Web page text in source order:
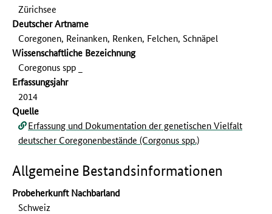
Zürichsee
Deutscher Artname
Coregonen, Reinanken, Renken, Felchen, Schnäpel
Wissenschaftliche Bezeichnung
Coregonus spp _
Erfassungs­jahr
2014
Quelle
Erfassung und Dokumentation der genetischen Vielfalt
deutscher Coregonenbestände (Corgonus spp.)
Allgemeine Bestandsinformationen
Probeherkunft Nachbarland
Schweiz